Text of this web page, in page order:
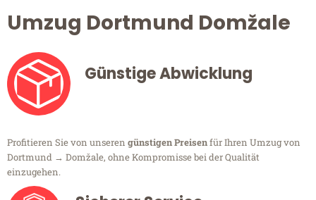
Umzug Dortmund Domžale
Günstige Abwicklung
Profitieren Sie von unseren günstigen Preisenfür Ihren Umzug von
Dortmund → Domžale, ohne Kompromisse bei der Qualität
einzugehen.